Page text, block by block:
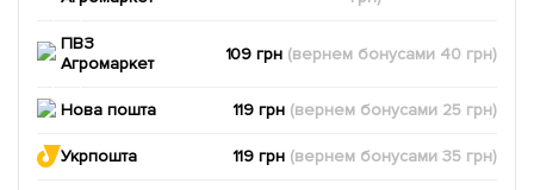
ПВЗ
Агромаркет
109 грн (вернем бонусами 40 грн)
Нова пошта 119 грн (вернем бонусами 25 грн)
Укрпошта 119 грн (вернем бонусами35 грн)